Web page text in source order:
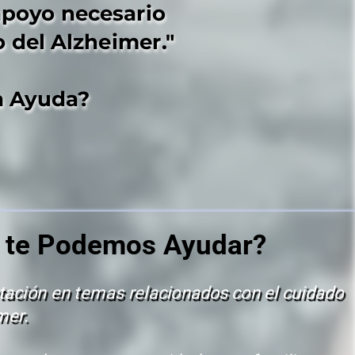
necesario
del Alzheimer."
Ayuda?
necesario
del Alzheimer."
Ayuda?
te Podemos Ayudar?
en temas relacionados con el cuidado